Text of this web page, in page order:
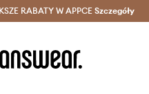
Dostawa nawet w 24h >
RABATY W APPCESzczegóły